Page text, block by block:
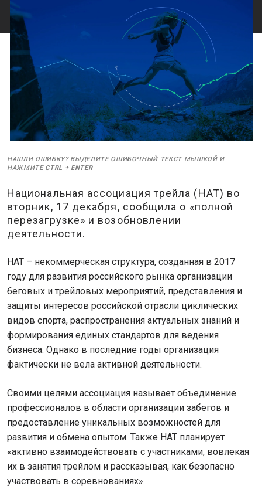
НАШЛИ ОШИБКУ? ВЫДЕЛИТЕ ОШИБОЧНЫЙ ТЕКСТ МЫШКОЙ И
НАЖМИТЕ CTRL + ENTER
Национальная ассоциация трейла (НАТ) во
вторник, 17 декабря, сообщила о «полной
перезагрузке» и возобновлении
деятельности.
НАТ – некоммерческая структура, созданная в 2017
году для развития российского рынка организации
беговых и трейловых мероприятий, представления и
защиты интересов российской отрасли циклических
видов спорта, распространения актуальных знаний и
формирования единых стандартов для ведения
бизнеса. Однако в последние годы организация
фактически не вела активной деятельности.
Своими целями ассоциация называет объединение
профессионалов в области организации забегов и
предоставление уникальных возможностей для
развития и обмена опытом. Также НАТ планирует
«активно взаимодействовать с участниками, вовлекая
их в занятия трейлом и рассказывая, как безопасно
участвовать в соревнованиях».